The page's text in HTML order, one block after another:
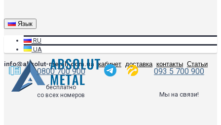
Язык
RU
UA
info@absolut-metall.com.ua
кабинет доставка контакты Статьи
0800 700 900 093 5 700 900
бесплатно
со всех номеров
Мы на связи!